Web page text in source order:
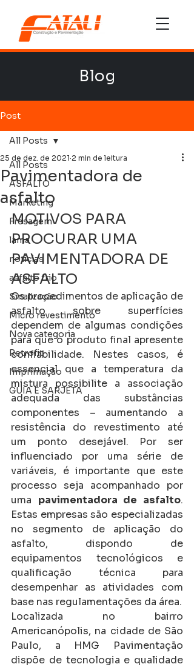
Blog
Post
All Posts
ASFALTO
Marketing
Fresagem
lama
noticias
asfalto frio
Sinalização
Micro revestimento
Nova categoria
Retrofit
Imprimação
GUIA E SARJETA
All Posts
Pavimentadora de
asfalto
25 de dez. de 2021 2 min de leitura
MOTIVOS PARA
PROCURAR UMA
PAVIMENTADORA DE
ASFALTO
Os procedimentos de aplicação de
asfalto sobre superfícies
dependem de algumas condições
para que o produto final apresente
confiabilidade. Nestes casos, é
essencial que a temperatura da
mistura possibilite a associação
adequada das substâncias
componentes – aumentando a
resistência do revestimento até
um ponto desejável. Por ser
influenciado por uma série de
variáveis, é importante que este
processo seja acompanhado por
uma pavimentadora de asfalto.
Estas empresas são especializadas
no segmento de aplicação do
asfalto, dispondo de
equipamentos tecnológicos e
qualificação técnica para
desempenhar as atividades com
base nas regulamentações da área.
Localizada no bairro
Americanópolis, na cidade de São
Paulo, a HMG Pavimentação
dispõe de tecnologia e qualidade